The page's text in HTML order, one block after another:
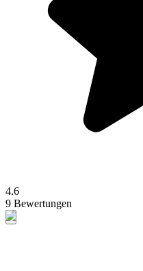
4.6
9 Bewertungen